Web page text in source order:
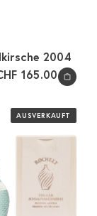
In den Warenkorb legen
2004
165.00
AUSVERKAUFT